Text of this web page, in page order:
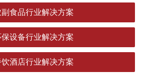
副食品行业解决方案
保设备行业解决方案
饮酒店行业解决方案